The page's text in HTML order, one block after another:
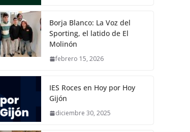
Borja Blanco: La Voz del
Sporting, el latido de El
Molinón
febrero 15, 2026
IES Roces en Hoy por Hoy
Gijón
diciembre 30, 2025